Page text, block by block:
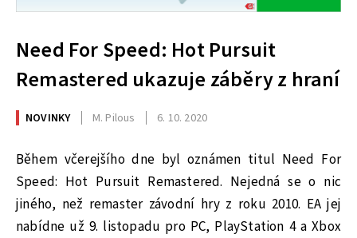
Need For Speed: Hot Pursuit
Remastered ukazuje záběry z hraní
NOVINKY M. Pilous 6. 10. 2020
Během včerejšího dne byl oznámen titul Need For
Speed: Hot Pursuit Remastered. Nejedná se o nic
jiného, než remaster závodní hry z roku 2010. EA jej
nabídne už 9. listopadu pro PC, PlayStation 4 a Xbox